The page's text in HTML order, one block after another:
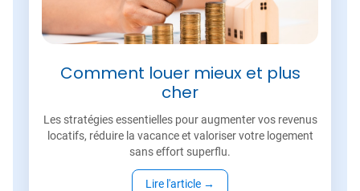
Comment louer mieux et plus
cher
Les stratégies essentielles pour augmenter vos revenus
locatifs, réduire la vacance et valoriser votre logement
sans effort superflu.
Lire l'article →